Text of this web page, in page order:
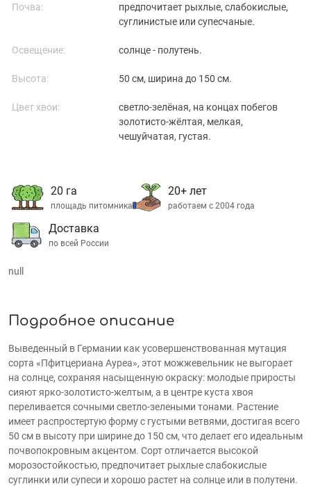
Почва:
предпочитает рыхлые, слабокислые,
суглинистые или супесчаные.
Освещение: солнце - полутень.
Высота: 50 см, ширина до 150 см.
Цвет хвои:
светло-зелёная, на концах побегов
золотисто-жёлтая, мелкая,
чешуйчатая, густая.
20 га
площадь питомника
20+ лет
работаем с 2004 года
Доставка
по всей России
null
Подробное описание
Выведенный в Германии как усовершенствованная мутация
сорта «Пфитцериана Ауреа», этот можжевельник не выгорает
на солнце, сохраняя насыщенную окраску: молодые приросты
сияют ярко-золотисто-желтым, а в центре куста хвоя
переливается сочными светло-зелеными тонами. Растение
имеет распростертую форму с густыми ветвями, достигая всего
50 см в высоту при ширине до 150 см, что делает его идеальным
почвопокровным акцентом. Сорт отличается высокой
морозостойкостью, предпочитает рыхлые слабокислые
суглинки или супеси и хорошо растет на солнце или в полутени.